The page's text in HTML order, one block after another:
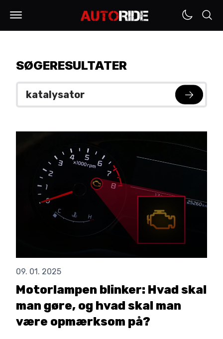
SØGERESULTATER
09. 01. 2025
Motorlampen blinker: Hvad skal
man gøre, og hvad skal man
være opmærksom på?